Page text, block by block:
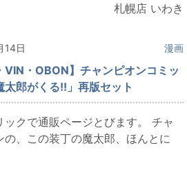
札幌店 いわき
14日 漫画
VIN・OBON】チャンピオンコミッ
太郎がくる!!」再版セット
ックで通販ページとびます。 チャ
の、この装丁の魔太郎、ほんとに